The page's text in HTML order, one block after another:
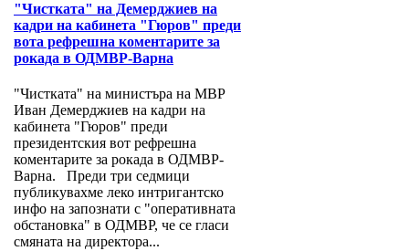
"Чистката" на Демерджиев на
кадри на кабинета "Гюров" преди
вота рефрешна коментарите за
рокада в ОДМВР-Варна
"Чистката" на министъра на МВР
Иван Демерджиев на кадри на
кабинета "Гюров" преди
президентския вот рефрешна
коментарите за рокада в ОДМВР-
Варна. Преди три седмици
публикувахме леко интригантско
инфо на запознати с "оперативната
обстановка" в ОДМВР, че се гласи
смяната на директора...